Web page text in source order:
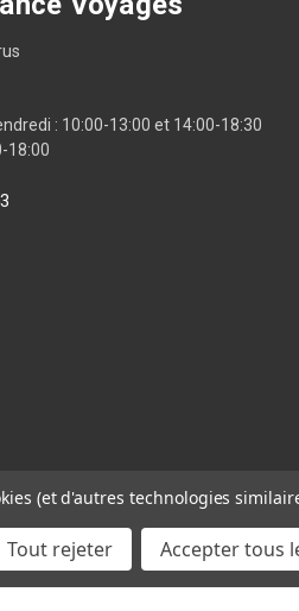
: 10:00-13:00 et 14:00-18:30
18:00
(et d'autres technologies
Tout rejeter Accepter tous